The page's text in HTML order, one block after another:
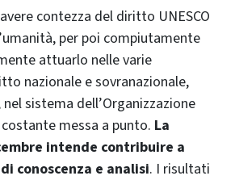
contezza del diritto UNESCO
per poi compiutamente
attuarlo nelle varie
nazionale e sovranazionale,
sistema dell’Organizzazione
messa a punto. La
intende contribuire a
conoscenza e analisi. I risultati